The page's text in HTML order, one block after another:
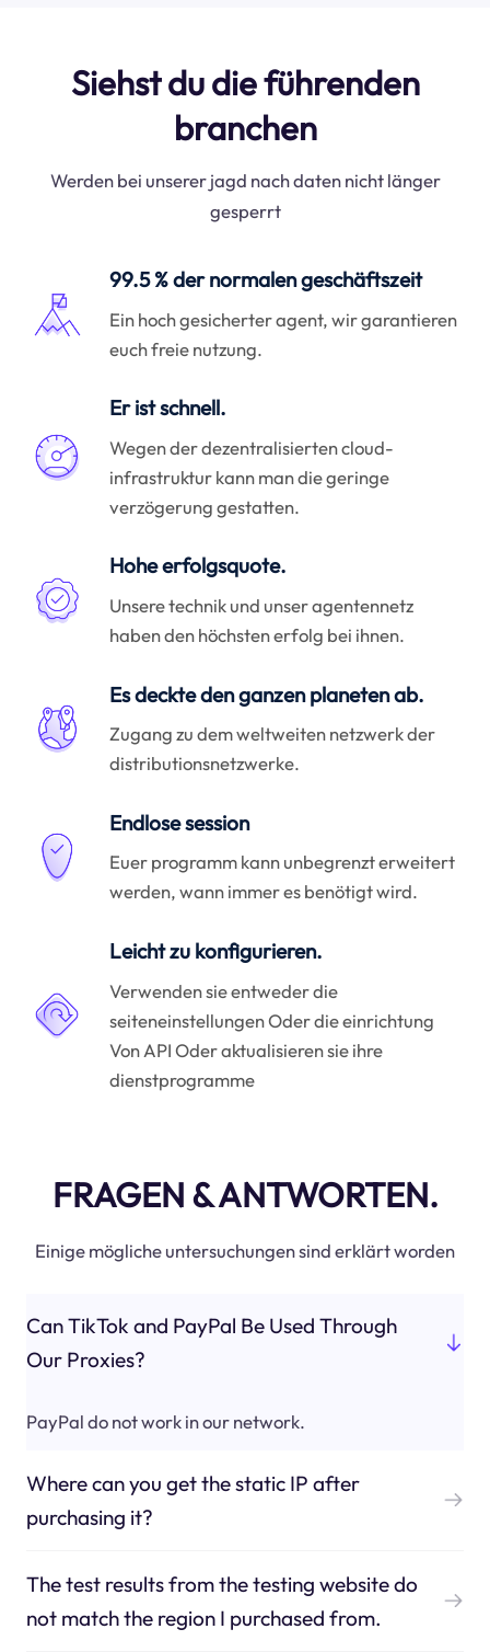
Siehst du die führenden
branchen
Werden bei unserer jagd nach daten nicht länger
gesperrt
99.5 % der normalen geschäftszeit
Ein hoch gesicherter agent, wir garantieren
euch freie nutzung.
Er ist schnell.
Wegen der dezentralisierten cloud-
infrastruktur kann man die geringe
verzögerung gestatten.
Hohe erfolgsquote.
Unsere technik und unser agentennetz
haben den höchsten erfolg bei ihnen.
Es deckte den ganzen planeten ab.
Zugang zu dem weltweiten netzwerk der
distributionsnetzwerke.
Endlose session
Euer programm kann unbegrenzt erweitert
werden, wann immer es benötigt wird.
Leicht zu konfigurieren.
Verwenden sie entweder die
seiteneinstellungen Oder die einrichtung
Von API Oder aktualisieren sie ihre
dienstprogramme
FRAGEN & ANTWORTEN.
Einige mögliche untersuchungen sind erklärt worden
Can TikTok and PayPal Be Used Through
Our Proxies?
PayPal do not work in our network.
Where can you get the static IP after
purchasing it?
The test results from the testing website do
not match the region I purchased from.